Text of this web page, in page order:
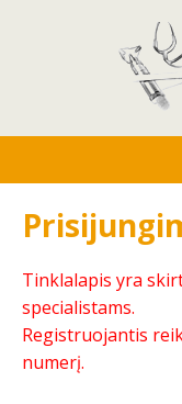
Tinklalapis yra
specialistams.
Registruojantis
numerį.